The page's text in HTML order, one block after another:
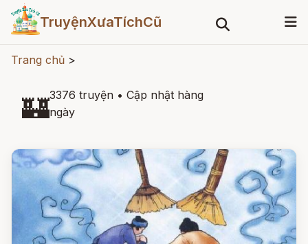
TruyệnXưaTíchCũ
Trang chủ >
🏰3376 truyện • Cập nhật hàng
ngày